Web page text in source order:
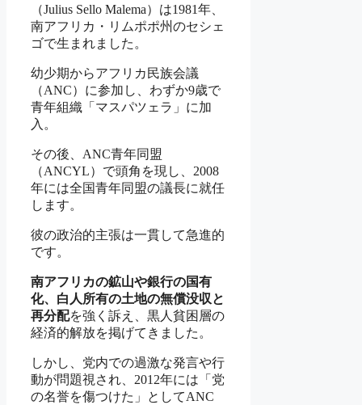
（Julius Sello Malema）は1981年、
南アフリカ・リムポポ州のセシェ
ゴで生まれました。
幼少期からアフリカ民族会議
（ANC）に参加し、わずか9歳で
青年組織「マスパツェラ」に加
入。
その後、ANC青年同盟
（ANCYL）で頭角を現し、2008
年には全国青年同盟の議長に就任
します。
彼の政治的主張は一貫して急進的
です。
南アフリカの鉱山や銀行の国有
化、白人所有の土地の無償没収と
再分配を強く訴え、黒人貧困層の
経済的解放を掲げてきました。
しかし、党内での過激な発言や行
動が問題視され、2012年には「党
の名誉を傷つけた」としてANC